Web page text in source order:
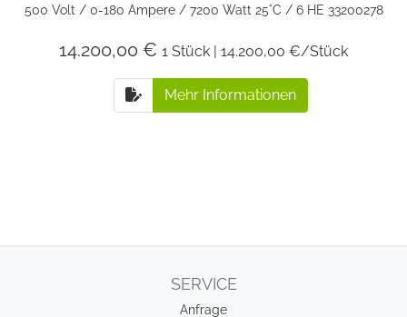
500 Volt / 0-180 Ampere / 7200 Watt 25°C / 6 HE 33200278
14.200,00 € 1 Stück | 14.200,00 €/Stück
Mehr Informationen
SERVICE
Anfrage